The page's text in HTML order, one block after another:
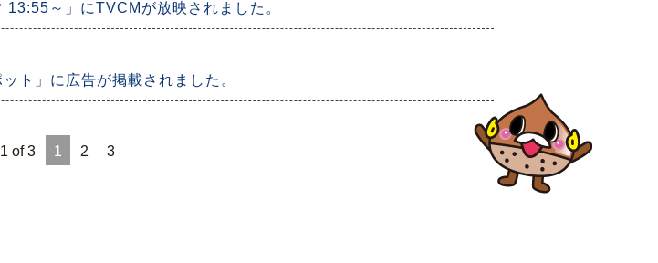
13:55～」にTVCMが放映されました。
ト」に広告が掲載されました。
of 3 1 2 3